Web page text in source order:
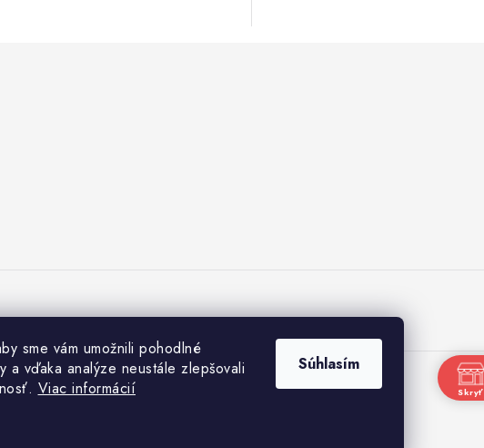
sme vám umožnili pohodlné
a vďaka analýze neustále zlepšovali
Viac informácií
Súhlasím
Záhradkárstvo Dráb. Všetky práva vyhradené. Skryť